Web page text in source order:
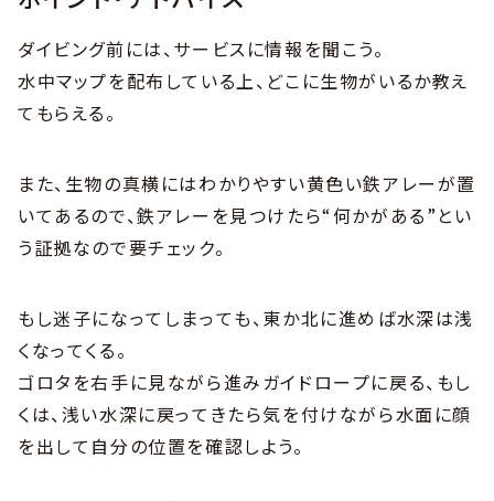
ダイビング前には、サービスに情報を聞こう。
水中マップを配布している上、どこに生物がいるか教え
てもらえる。
また、生物の真横にはわかりやすい黄色い鉄アレーが置
いてあるので、鉄アレーを見つけたら“何かがある”とい
う証拠なので要チェック。
もし迷子になってしまっても、東か北に進めば水深は浅
くなってくる。
ゴロタを右手に見ながら進みガイドロープに戻る、もし
くは、浅い水深に戻ってきたら気を付けながら水面に顔
を出して自分の位置を確認しよう。